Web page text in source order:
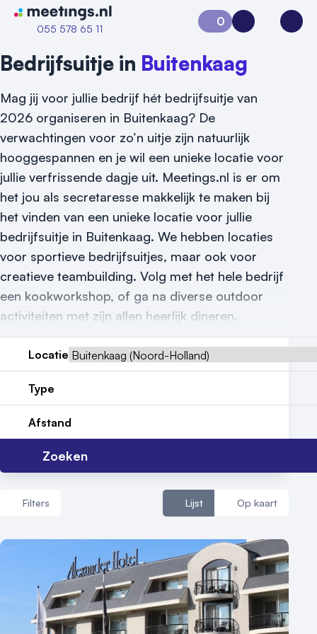
Naar home van Meetings
055 578 65 11
Locatiegids
Meld locatie aan
Nieuws
Contact
0
Aanvraag 0Inloggen
Bedrijfsuitje in Buitenkaag
Mag jij voor jullie bedrijf hét bedrijfsuitje van
2026 organiseren in Buitenkaag? De
verwachtingen voor zo’n uitje zijn natuurlijk
hooggespannen en je wil een unieke locatie voor
jullie verfrissende dagje uit. Meetings.nl is er om
het jou als secretaresse makkelijk te maken bij
het vinden van een unieke locatie voor jullie
bedrijfsuitje in Buitenkaag. We hebben locaties
voor sportieve bedrijfsuitjes, maar ook voor
creatieve teambuilding. Volg met het hele bedrijf
een kookworkshop, of ga na diverse outdoor
activiteiten met zijn allen heerlijk dineren.
Locatie
Type
Afstand
Zoeken
Filters Lijst Op kaart
Aantal zalen
1 - 5 zalen
6 - 10 zalen
10 of meer zalen